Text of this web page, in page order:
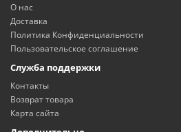
О нас
Доставка
Политика Конфиденциальности
Пользовательское соглашение
Служба поддержки
Контакты
Возврат товара
Карта сайта